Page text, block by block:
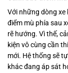
Với những dòng
điểm mù phía sau
rẽ hướng. Vì thế,
kiện vô cùng cần
mới. Hệ thống sẽ
khác đang áp sát